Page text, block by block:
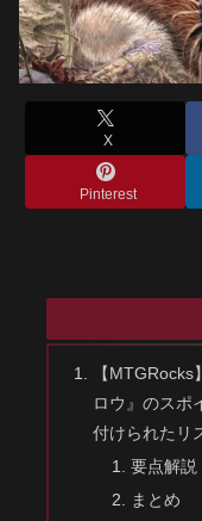
X
Pinterest
【
ロウ』のスポ
付けられたリ
要点解説
まとめ